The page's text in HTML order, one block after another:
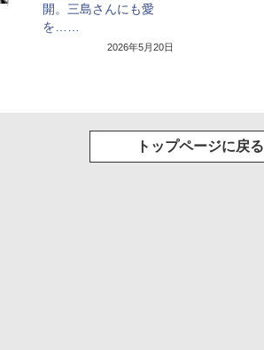
開。三島さんにも愛
を……
2026年5月20日
トップページに戻る